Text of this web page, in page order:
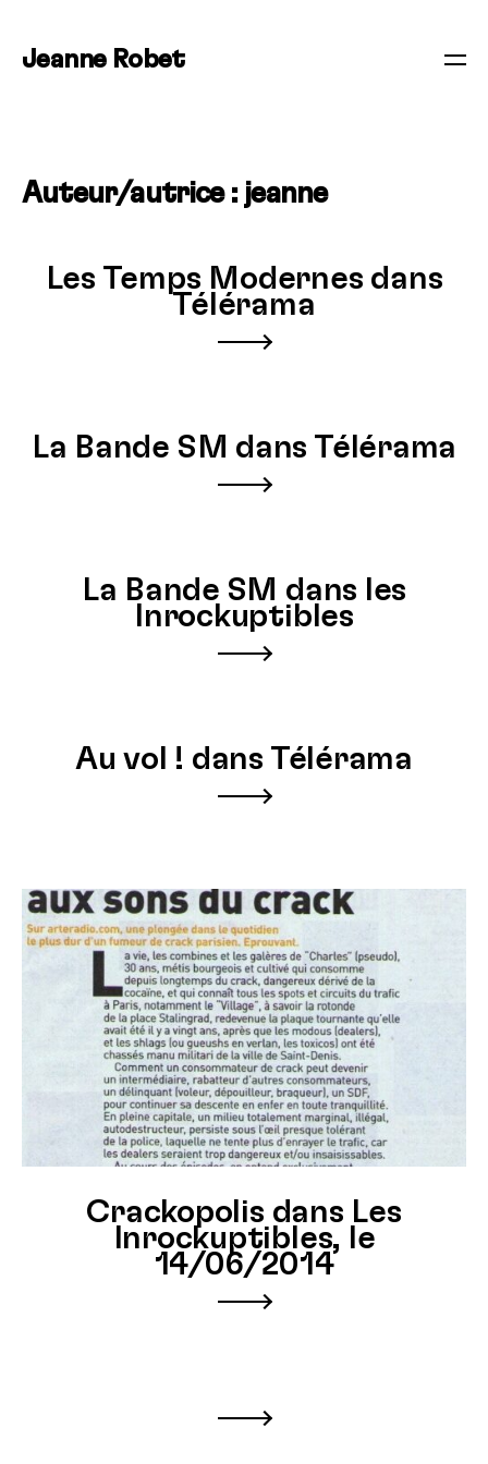
Jeanne Robet
Auteur/autrice : jeanne
Les Temps Modernes dans
Télérama
La Bande SM dans Télérama
La Bande SM dans les
Inrockuptibles
Au vol ! dans Télérama
Crackopolis dans Les
Inrockuptibles, le
14/06/2014